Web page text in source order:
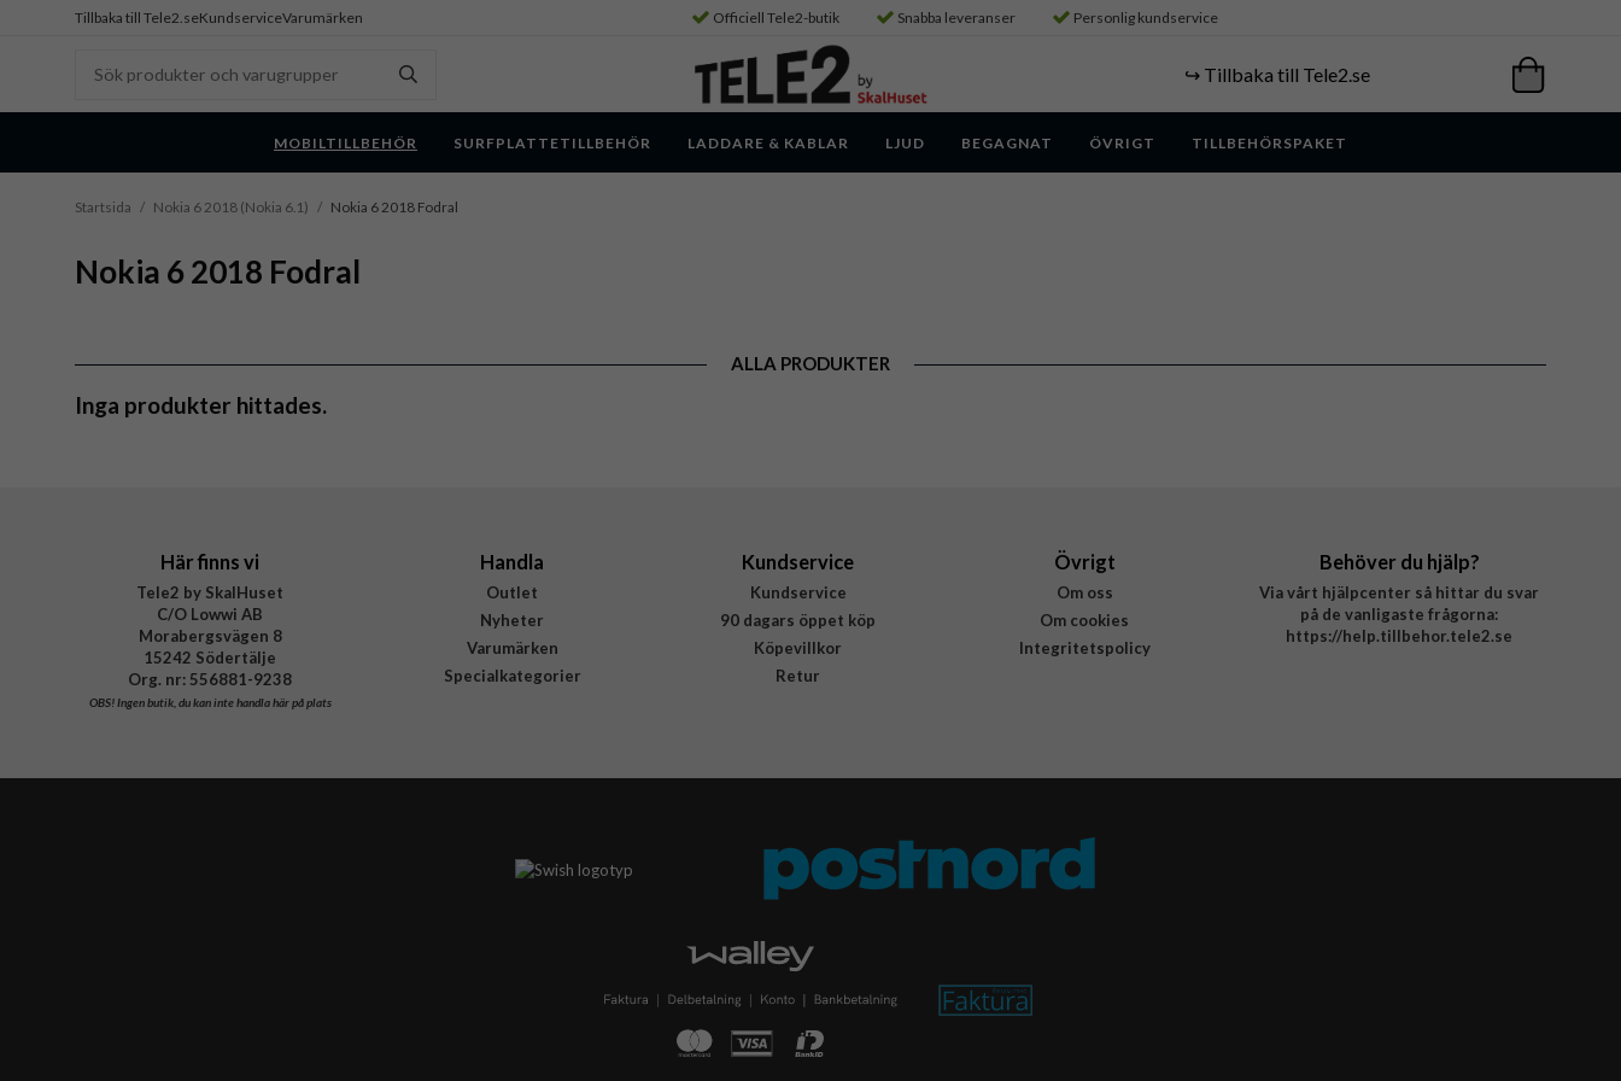
Tillbaka till Tele2.seKundserviceVarumärken Officiell Tele2-butik Snabba leveranser Personlig kundservice
↪️ Tillbaka till Tele2.se
MOBILTILLBEHÖR SURFPLATTETILLBEHÖR LADDARE & KABLAR LJUD BEGAGNAT ÖVRIGT TILLBEHÖRSPAKET
Startsida / Nokia 6 2018 (Nokia 6.1) / Nokia 6 2018 Fodral
Nokia 6 2018 Fodral
ALLA PRODUKTER
Inga produkter hittades.
Här finns vi
Tele2 by SkalHuset
C/O Lowwi AB
Morabergsvägen 8
15242 Södertälje
Org. nr: 556881-9238
OBS!Ingen butik, du kan inte handla här på plats
Handla
Outlet
Nyheter
Varumärken
Specialkategorier
Kundservice
Kundservice
90 dagars öppet köp
Köpevillkor
Retur
Övrigt
Om oss
Om cookies
Integritetspolicy
Behöver du hjälp?
Via vårt hjälpcenter så hittar du svar
på de vanligaste frågorna:
https://help.tillbehor.tele2.se